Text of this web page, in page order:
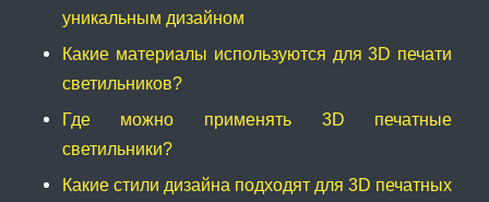
уникальным дизайном
Какие материалы используются для 3D печати
светильников?
Где можно применять 3D печатные
светильники?
Какие стили дизайна подходят для 3D печатных